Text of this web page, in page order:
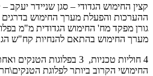
קצין החימוש הגדודי – סגן שניידר
ההערכות והפעלת מערך החימוש
גורן מפקד מח' החימוש הגדודית מ"מ
מערך החימוש בהתאם להנחיות קח"ש
4 חוליות טכניות, 3
החימושי הקרוב ביותר לפלוגת